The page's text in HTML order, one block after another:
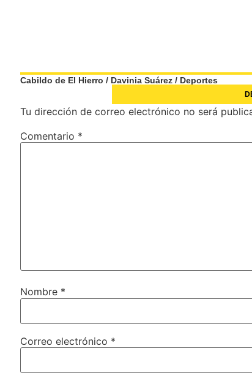
Cabildo de El Hierro / Davinia Suárez / Deportes
Tu dirección de correo electrónico no será
Comentario *
Nombre *
Correo electrónico *